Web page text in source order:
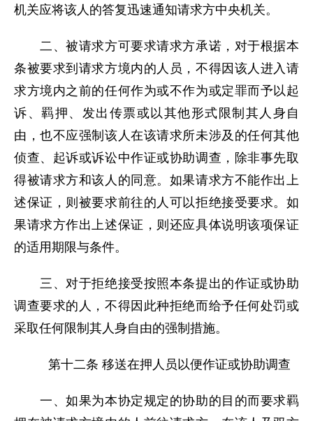
机关应将该人的答复迅速通知请求方中央机关。
二、被请求方可要求请求方承诺，对于根据本
条被要求到请求方境内的人员，不得因该人进入请
求方境内之前的任何作为或不作为或定罪而予以起
诉、羁押、发出传票或以其他形式限制其人身自
由，也不应强制该人在该请求所未涉及的任何其他
侦查、起诉或诉讼中作证或协助调查，除非事先取
得被请求方和该人的同意。如果请求方不能作出上
述保证，则被要求前往的人可以拒绝接受要求。如
果请求方作出上述保证，则还应具体说明该项保证
的适用期限与条件。
三、对于拒绝接受按照本条提出的作证或协助
调查要求的人，不得因此种拒绝而给予任何处罚或
采取任何限制其人身自由的强制措施。
第十二条 移送在押人员以便作证或协助调查
一、如果为本协定规定的协助的目的而要求羁